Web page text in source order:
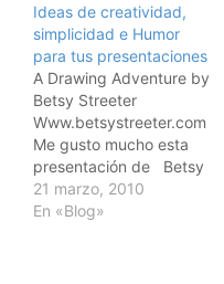
Ideas de creatividad,
simplicidad e Humor
para tus presentaciones
A Drawing Adventure by
Betsy Streeter
Www.betsystreeter.com
Me gusto mucho esta
presentación de Betsy
Streeters, una
diseñadora americana .
21 marzo, 2010
En «Blog»